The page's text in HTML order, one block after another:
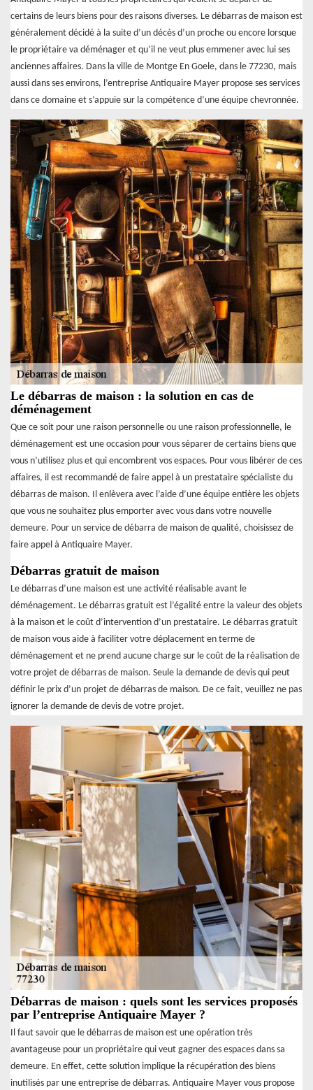
certains de leurs biens pour des raisons diverses. Le débarras de maison est
généralement décidé à la suite d’un décès d’un proche ou encore lorsque
le propriétaire va déménager et qu’il ne veut plus emmener avec lui ses
anciennes affaires. Dans la ville de Montge En Goele, dans le 77230, mais
aussi dans ses environs, l’entreprise Antiquaire Mayer propose ses services
dans ce domaine et s’appuie sur la compétence d’une équipe chevronnée.
Le débarras de maison : la solution en cas de
déménagement
Que ce soit pour une raison personnelle ou une raison professionnelle, le
déménagement est une occasion pour vous séparer de certains biens que
vous n’utilisez plus et qui encombrent vos espaces. Pour vous libérer de ces
affaires, il est recommandé de faire appel à un prestataire spécialiste du
débarras de maison. Il enlèvera avec l’aide d’une équipe entière les objets
que vous ne souhaitez plus emporter avec vous dans votre nouvelle
demeure. Pour un service de débarra de maison de qualité, choisissez de
faire appel à Antiquaire Mayer.
Débarras gratuit de maison
Le débarras d’une maison est une activité réalisable avant le
déménagement. Le débarras gratuit est l’égalité entre la valeur des objets
à la maison et le coût d’intervention d’un prestataire. Le débarras gratuit
de maison vous aide à faciliter votre déplacement en terme de
déménagement et ne prend aucune charge sur le coût de la réalisation de
votre projet de débarras de maison. Seule la demande de devis qui peut
définir le prix d’un projet de débarras de maison. De ce fait, veuillez ne pas
ignorer la demande de devis de votre projet.
Débarras de maison : quels sont les services proposés
par l’entreprise Antiquaire Mayer ?
Il faut savoir que le débarras de maison est une opération très
avantageuse pour un propriétaire qui veut gagner des espaces dans sa
demeure. En effet, cette solution implique la récupération des biens
inutilisés par une entreprise de débarras. Antiquaire Mayer vous propose